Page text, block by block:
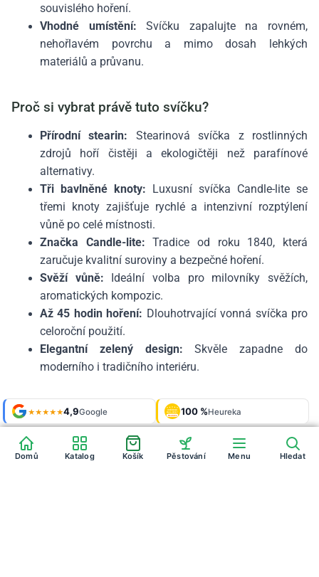
souvislého hoření.
Vhodné umístění: Svíčku zapalujte na rovném,
nehořlavém povrchu a mimo dosah lehkých
materiálů a průvanu.
Proč si vybrat právě tuto svíčku?
Přírodní stearin: Stearinová svíčka z rostlinných
zdrojů hoří čistěji a ekologičtěji než parafínové
alternativy.
Tři bavlněné knoty: Luxusní svíčka Candle-lite se
třemi knoty zajišťuje rychlé a intenzivní rozptýlení
vůně po celé místnosti.
Značka Candle-lite: Tradice od roku 1840, která
zaručuje kvalitní suroviny a bezpečné hoření.
Svěží vůně: Ideální volba pro milovníky svěžích,
aromatických kompozic.
Až 45 hodin hoření: Dlouhotrvající vonná svíčka pro
celoroční použití.
Elegantní zelený design: Skvěle zapadne do
moderního i tradičního interiéru.
★★★★★4,9Google OVĚŘENO
ZÁKAZNÍKY
Heureka 100 %Heureka
Shop roku'24 + '25 Galerie925 fotek
Domů Katalog Košík Pěstování Menu Hledat